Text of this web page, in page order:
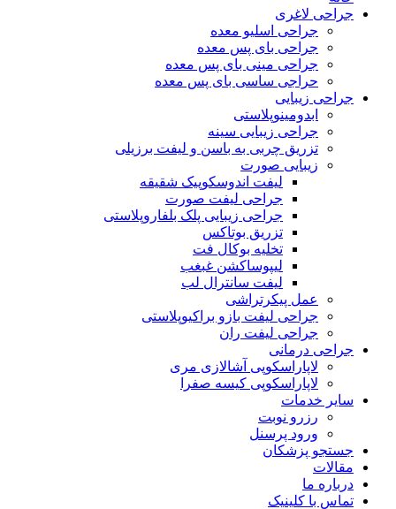
جراحی لاغری
جراحی اسلیو معده
جراحی بای پس معده
جراحی مینی بای پس معده
حراجی ساسی بای پس معده
جراحی زیبایی
ابدومینوپلاستی
جراحی زیبایی سینه
تزریق چربی به باسن و لیفت برزیلی
زیبایی صورت
لیفت اندوسکوپیک شقیقه
جراحی لیفت صورت
جراحی زیبایی پلک بلفاروپلاستی
تزریق بوتاکس
تخلیه بوکال فت
لیپوساکشن غبغب
لیفت سانترال لب
عمل پیکرتراشی
جراحی لیفت بازو براکیوپلاستی
جراحی لیفت ران
جراحی درمانی
لاپاراسکوپی آشالازی مری
لاپاراسکوپی کیسه صفرا
سایر خدمات
رزرو نوبت
ورود پرسنل
جستجو پزشکان
مقالات
درباره ما
تماس با کلینیک